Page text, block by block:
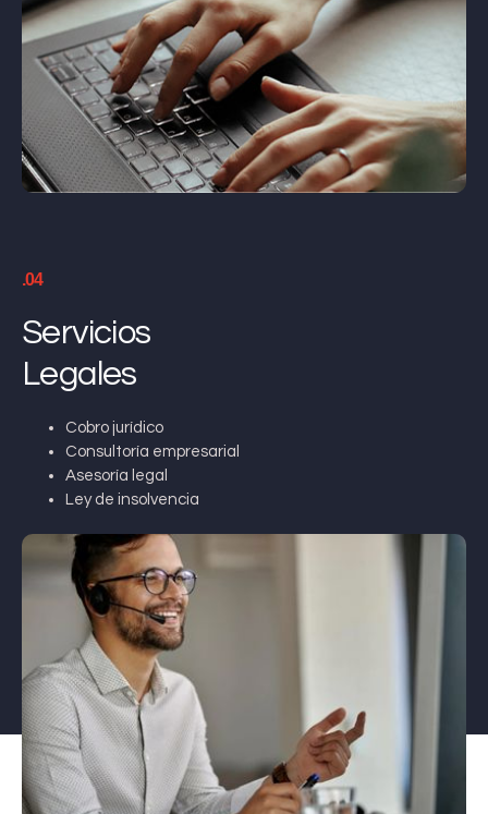
.04
Servicios
Legales
Cobro jurídico
Consultoría empresarial
Asesoría legal
Ley de insolvencia